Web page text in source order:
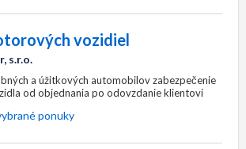
vozidiel
s.r.o.
a úžitkových automobilov zabezpečenie
od objednania po odovzdanie klientovi
ponuky